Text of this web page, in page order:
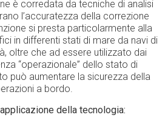
è corredata da tecniche di analisi
l’accuratezza della correzione
si presta particolarmente alla
in differenti stati di mare da navi di
oltre che ad essere utilizzato dai
“operazionale” dello stato di
può aumentare la sicurezza della
a bordo.
della tecnologia